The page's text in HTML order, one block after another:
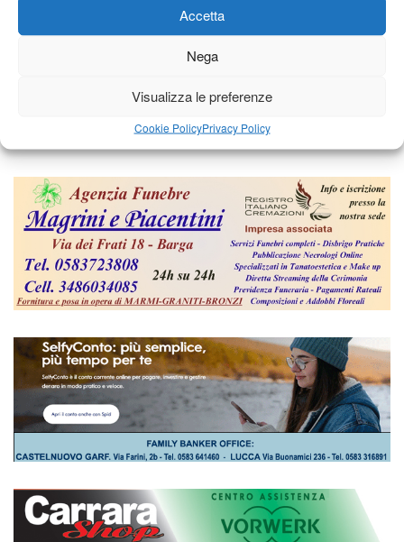
Accetta
Nega
Visualizza le preferenze
Cookie PolicyPrivacy Policy